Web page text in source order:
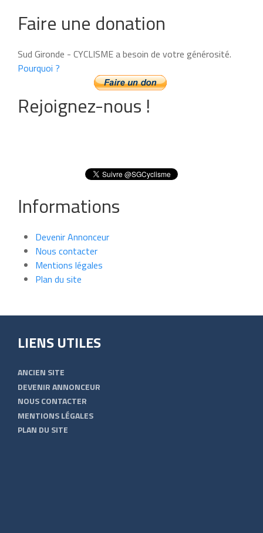
Faire une donation
Sud Gironde - CYCLISME a besoin de votre générosité.
Pourquoi ?
Rejoignez-nous !
Informations
Devenir Annonceur
Nous contacter
Mentions légales
Plan du site
LIENS UTILES
ANCIEN SITE
DEVENIR ANNONCEUR
NOUS CONTACTER
MENTIONS LÉGALES
PLAN DU SITE